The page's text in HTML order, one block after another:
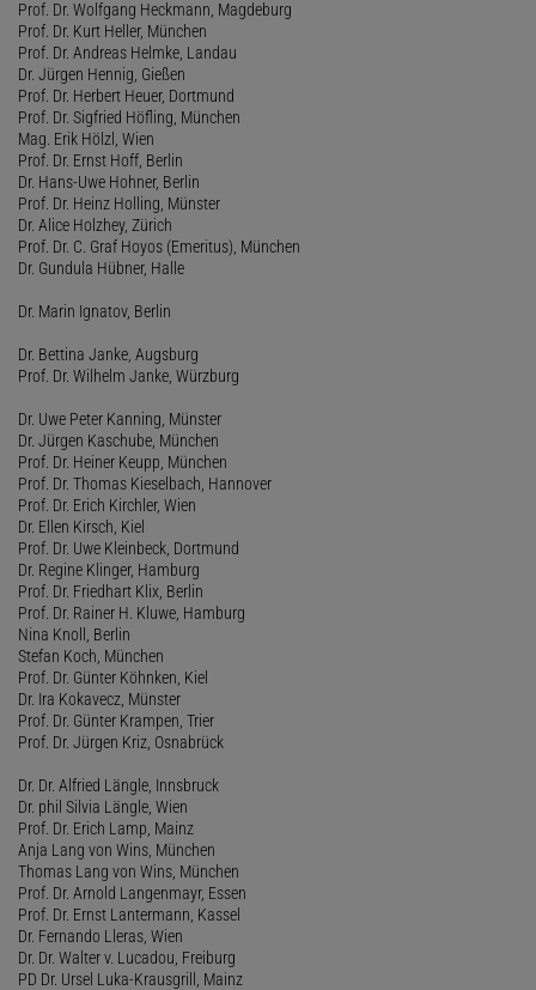
Prof. Dr. Wolfgang Heckmann, Magdeburg
Prof. Dr. Kurt Heller, München
Prof. Dr. Andreas Helmke, Landau
Dr. Jürgen Hennig, Gießen
Prof. Dr. Herbert Heuer, Dortmund
Prof. Dr. Sigfried Höfling, München
Mag. Erik Hölzl, Wien
Prof. Dr. Ernst Hoff, Berlin
Dr. Hans-Uwe Hohner, Berlin
Prof. Dr. Heinz Holling, Münster
Dr. Alice Holzhey, Zürich
Prof. Dr. C. Graf Hoyos (Emeritus), München
Dr. Gundula Hübner, Halle
Dr. Marin Ignatov, Berlin
Dr. Bettina Janke, Augsburg
Prof. Dr. Wilhelm Janke, Würzburg
Dr. Uwe Peter Kanning, Münster
Dr. Jürgen Kaschube, München
Prof. Dr. Heiner Keupp, München
Prof. Dr. Thomas Kieselbach, Hannover
Prof. Dr. Erich Kirchler, Wien
Dr. Ellen Kirsch, Kiel
Prof. Dr. Uwe Kleinbeck, Dortmund
Dr. Regine Klinger, Hamburg
Prof. Dr. Friedhart Klix, Berlin
Prof. Dr. Rainer H. Kluwe, Hamburg
Nina Knoll, Berlin
Stefan Koch, München
Prof. Dr. Günter Köhnken, Kiel
Dr. Ira Kokavecz, Münster
Prof. Dr. Günter Krampen, Trier
Prof. Dr. Jürgen Kriz, Osnabrück
Dr. Dr. Alfried Längle, Innsbruck
Dr. phil Silvia Längle, Wien
Prof. Dr. Erich Lamp, Mainz
Anja Lang von Wins, München
Thomas Lang von Wins, München
Prof. Dr. Arnold Langenmayr, Essen
Prof. Dr. Ernst Lantermann, Kassel
Dr. Fernando Lleras, Wien
Dr. Dr. Walter v. Lucadou, Freiburg
PD Dr. Ursel Luka-Krausgrill, Mainz